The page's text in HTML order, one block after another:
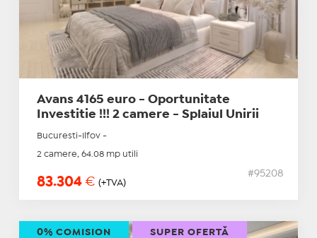
Avans 4165 euro - Oportunitate
Investitie !!! 2 camere - Splaiul Unirii
Bucuresti-Ilfov -
2 camere, 64.08 mp utili
83.304 € (+TVA)
#95208
0% COMISION SUPER OFERTĂ